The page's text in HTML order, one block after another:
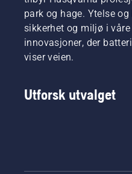
park og hage. Ytelse
sikkerhet og miljø i
innovasjoner, der
viser veien.
Utforsk utvalget